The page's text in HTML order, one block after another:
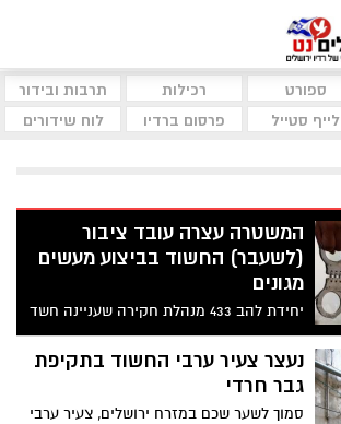
ספורט רכילות
תרבות ובידור
לייף סטייל פרסום ברדיו לוח שידורים
המשטרה עצרה עובד ציבור
(לשעבר) החשוד בביצוע מעשים
מגונים
יחידת להב 433 מנהלת חקירה שעניינה חשד
לביצוע עבירות של הטרדה מינית ומעשים
מגונים על ידי עובד ציבור בתחום התרבות
והרווחה בירושלים
נעצר צעיר ערבי החשוד בתקיפת
גבר חרדי
סמוך לשער שכם במזרח ירושלים, צעיר ערבי